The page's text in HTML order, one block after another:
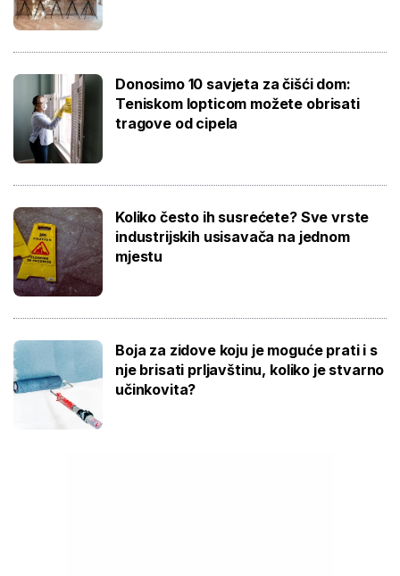
Donosimo 10 savjeta za čišći dom:
Teniskom lopticom možete obrisati
tragove od cipela
Koliko često ih susrećete? Sve vrste
industrijskih usisavača na jednom
mjestu
Boja za zidove koju je moguće prati i s
nje brisati prljavštinu, koliko je stvarno
učinkovita?